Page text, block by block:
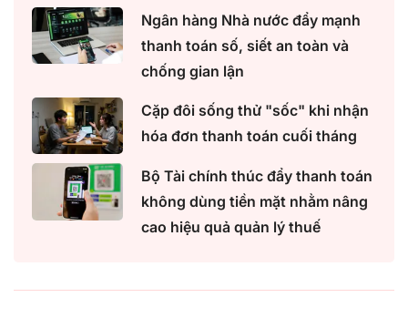
Ngân hàng Nhà nước đẩy mạnh
thanh toán số, siết an toàn và
chống gian lận
Cặp đôi sống thử "sốc" khi nhận
hóa đơn thanh toán cuối tháng
Bộ Tài chính thúc đẩy thanh toán
không dùng tiền mặt nhằm nâng
cao hiệu quả quản lý thuế